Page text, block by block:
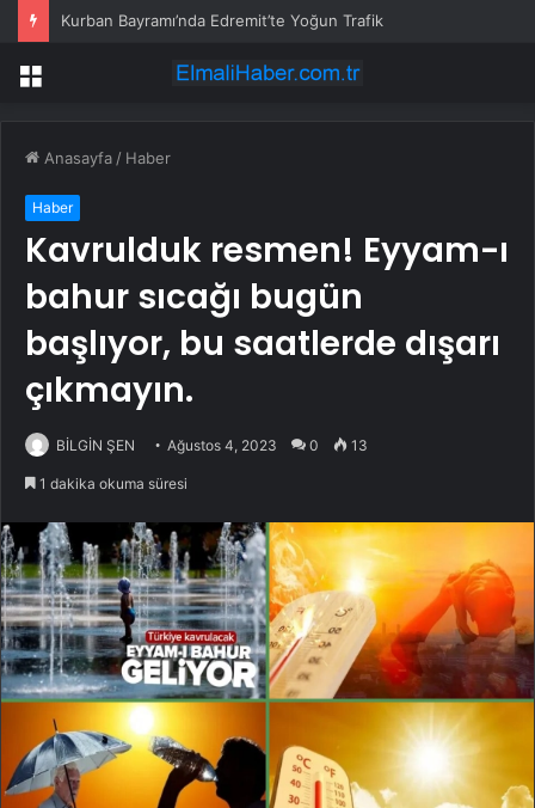
Kurban Bayramı’nda Edremit’te Yoğun Trafik
Menü
Anasayfa / Haber
Haber
Kavrulduk resmen! Eyyam-ı
bahur sıcağı bugün
başlıyor, bu saatlerde dışarı
çıkmayın.
BİLGİN ŞEN Ağustos 4, 2023 0 13
1 dakika okuma süresi